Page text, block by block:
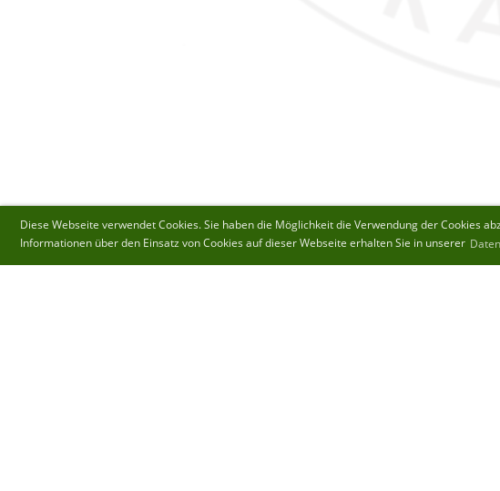
Diese Webseite verwendet Cookies. Sie haben die Möglichkeit die Verwendung der Cookies
Informationen über den Einsatz von Cookies auf dieser Webseite erhalten Sie in unserer